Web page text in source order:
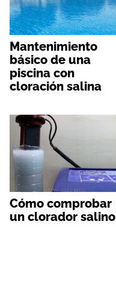
Mantenimiento
básico de una
piscina con
cloración salina
Cómo comprobar
un clorador salino